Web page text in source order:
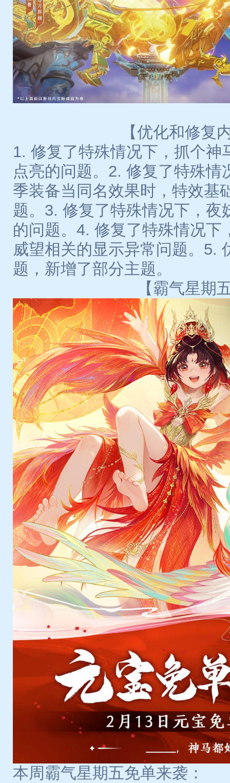
【优化和修复
1. 修复了特殊情况下，抓个神
点亮的问题。2. 修复了特殊情
季装备当同名效果时，特效基
题。3. 修复了特殊情况下，夜
的问题。4. 修复了特殊情况下
威望相关的显示异常问题。5.
题，新增了部分主题。
【霸气星期
本周霸气星期五免单来袭：